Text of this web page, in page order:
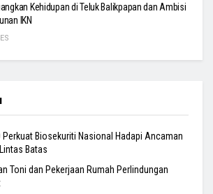
Kehidupan di Teluk Balikpapan dan Ambisi
IKN
Perkuat Biosekuriti Nasional Hadapi Ancaman
Batas
Toni dan Pekerjaan Rumah Perlindungan